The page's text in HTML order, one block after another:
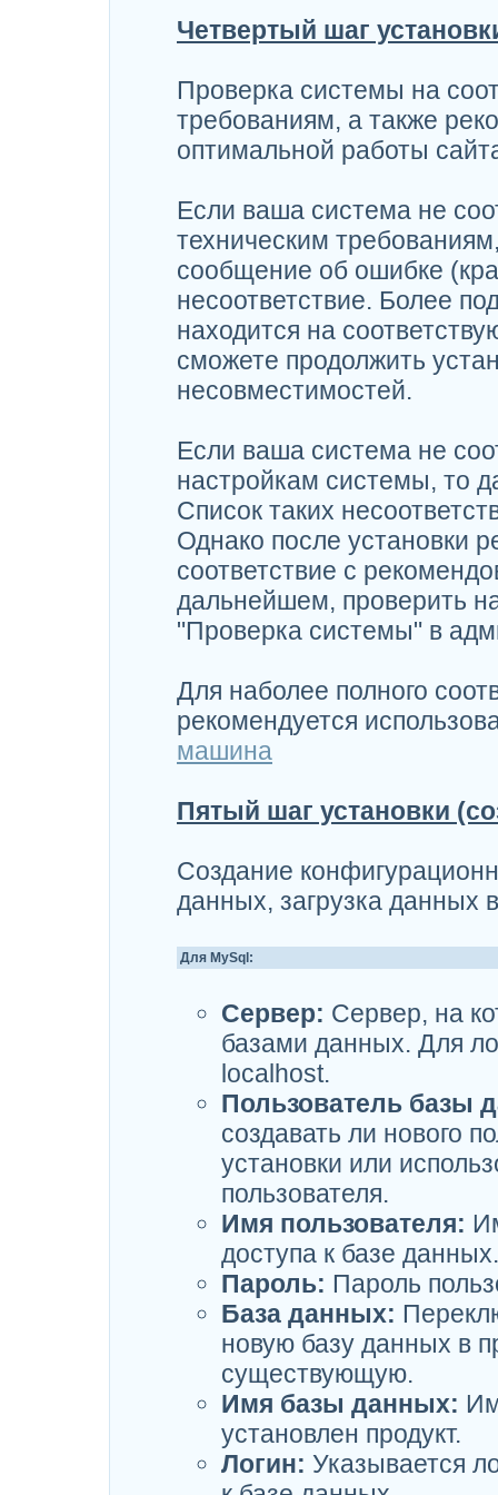
Четвертый шаг
Проверка системы на
требованиям, а также
оптимальной работы
Если ваша система не
техническим
сообщение об ошибке
несоответствие. Более
находится на
сможете продолжить
несовместимостей.
Если ваша система не
настройкам системы, то
Список таких
Однако после установки
соответствие с
дальнейшем, проверить
"Проверка системы" в
Для наболее полного
рекомендуется
машина
Пятый шаг установки
Создание
данных, загрузка данных
Для MySql:
Сервер: Сервер, на
базами данных. Для
localhost.
Пользователь базы
создавать ли нового
установки или
пользователя.
Имя пользователя:
доступа к базе данных.
Пароль: Пароль
База данных:
новую базу данных в
существующую.
Имя базы данных:
установлен продукт.
Логин: Указывается